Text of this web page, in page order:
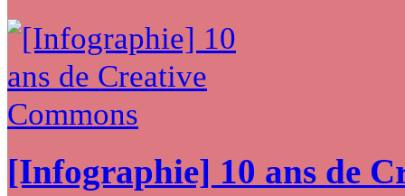
[Infographie] 10 ans de